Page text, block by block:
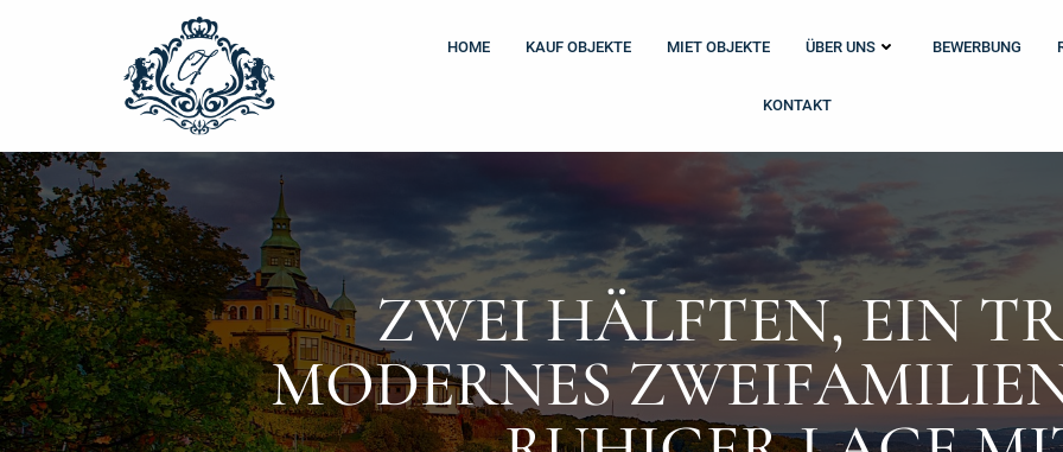
HOME KAUF OBJEKTE MIET OBJEKTE ÜBER UNS BEWERBUNG
KONTAKT
ZWEI HÄLFTEN, EIN
MODERNES